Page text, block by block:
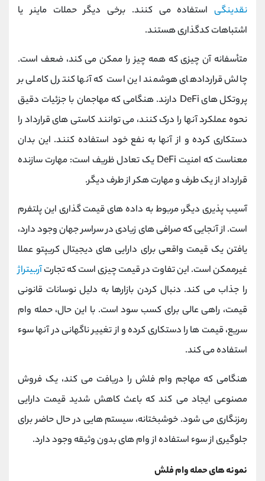
نقدینگی استفاده می کنند. برخی دیگر حملات ماینر یا
اشتباهات کدگذاری هستند.
متأسفانه آن چیزی که همه چیز را ممکن می کند، ضعف است.
چالش قراردادهای هوشمند این است که آنها کنترل کاملی بر
پروتکل های DeFi دارند. هنگامی که مهاجمان با جزئیات دقیق
نحوه عملکرد آنها را درک کنند، می توانند کاستی های قرارداد را
دستکاری کرده و از آنها به نفع خود استفاده کنند. این بدان
معناست که امنیت DeFi یک تعادل ظریف است: مهارت سازنده
قرارداد از یک طرف و مهارت هکر از طرف دیگر.
آسیب پذیری دیگر، مربوط به داده های قیمت گذاری این پلتفرم
است. از آنجایی که صرافی های زیادی در سراسر جهان وجود دارد،
یافتن یک قیمت واقعی برای دارایی های دیجیتال کریپتو عملا
غیرممکن است. این تفاوت در قیمت چیزی است که تجارتآربیتراژ
را جذاب می کند. دنبال کردن بازارها به دلیل نوسانات قانونی
قیمت، راهی عالی برای کسب سود است. با این حال، حمله وام
سریع، قیمت ها را دستکاری کرده و از تغییر ناگهانی در آنها سوء
استفاده می کند.
هنگامی که مهاجم وام فلش را دریافت می کند، یک فروش
مصنوعی ایجاد می کند که باعث کاهش شدید قیمت دارایی
رمزنگاری می شود. خوشبختانه، سیستم هایی در حال حاضر برای
جلوگیری از سوء استفاده از وام های بدون وثیقه وجود دارد.
نمونه های حمله وام فلش